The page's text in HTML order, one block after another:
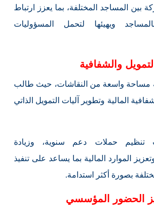
بين المساجد المختلفة، بما يعزز ارتباط
ويهيئها لتحمل المسؤوليات
التمويل والشفافية
مساحة واسعة من النقاشات، حيث طالب
المالية وتطوير آليات التمويل الذاتي
تنظيم حملات دعم سنوية، وزيادة
الموارد المالية بما يساعد على تنفيذ
بصورة أكثر استدامة.
الحضور المؤسسي